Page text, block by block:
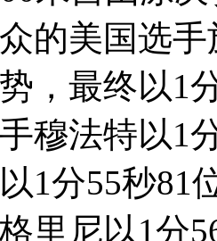
的美国选
，最终以1
穆法特以1
1分55秒81
里尼以1分